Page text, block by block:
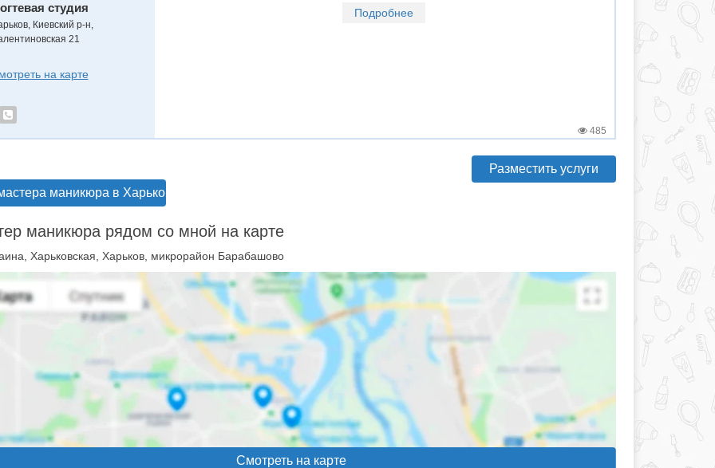
студия
Киевский р-н,
21
на карте
Подробнее
485
маникюра в Харькове
Разместить услуги
маникюра рядом со мной на карте
Харьковская, Харьков, микрорайон Барабашово
Смотреть на карте